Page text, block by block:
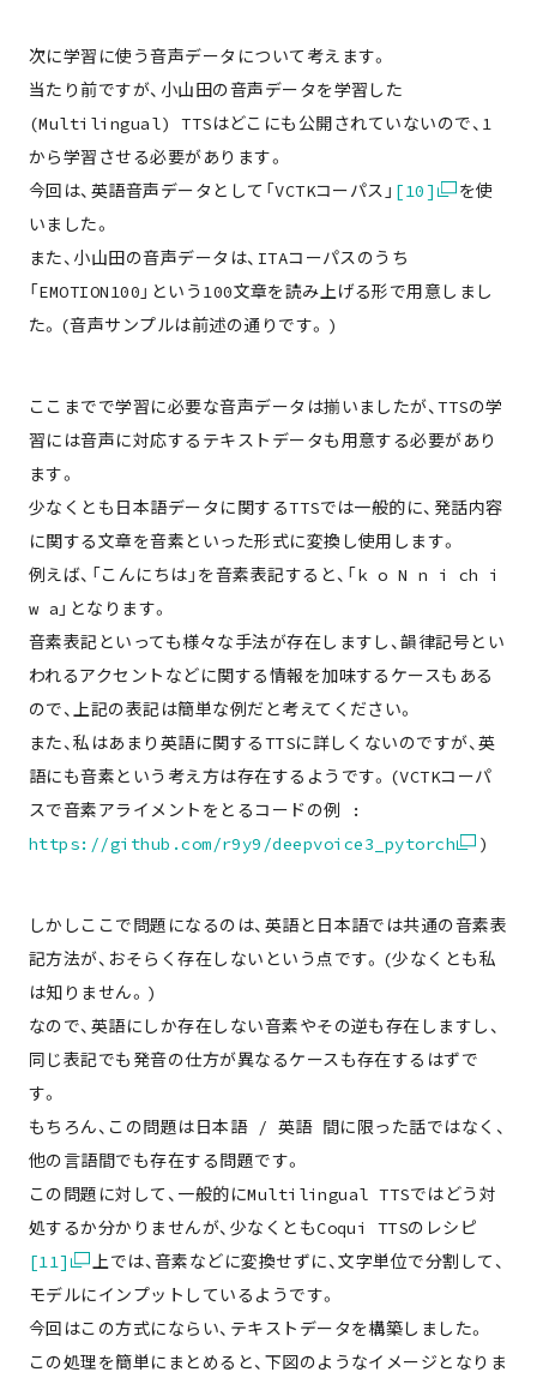
member
works
project
column
次に学習に使う音声データについて考えます。
当たり前ですが、小山田の音声データを学習した
(Multilingual) TTSはどこにも公開されていないので、1
から学習させる必要があります。
今回は、英語音声データとして「VCTKコーパス」 [10]
を使
いました。
また、小山田の音声データは、ITAコーパスのうち
「EMOTION100」という100文章を読み上げる形で用意しまし
た。(音声サンプルは前述の通りです。)
ここまでで学習に必要な音声データは揃いましたが、TTSの学
習には音声に対応するテキストデータも用意する必要があり
ます。
少なくとも日本語データに関するTTSでは一般的に、発話内容
に関する文章を音素といった形式に変換し使用します。
例えば、「こんにちは」を音素表記すると、「k o N n i ch i
w a」となります。
音素表記といっても様々な手法が存在しますし、韻律記号とい
われるアクセントなどに関する情報を加味するケースもある
ので、上記の表記は簡単な例だと考えてください。
また、私はあまり英語に関するTTSに詳しくないのですが、英
語にも音素という考え方は存在するようです。(VCTKコーパ
スで音素アライメントをとるコードの例 :
https://github.com/r9y9/deepvoice3_pytorch
)
しかしここで問題になるのは、英語と日本語では共通の音素表
記方法が、おそらく存在しないという点です。(少なくとも私
は知りません。)
なので、英語にしか存在しない音素やその逆も存在しますし、
同じ表記でも発音の仕方が異なるケースも存在するはずで
す。
もちろん、この問題は日本語 / 英語 間に限った話ではなく、
他の言語間でも存在する問題です。
この問題に対して、一般的にMultilingual TTSではどう対
処するか分かりませんが、少なくともCoqui TTSのレシピ
[11]
上では、音素などに変換せずに、文字単位で分割して、
モデルにインプットしているようです。
今回はこの方式にならい、テキストデータを構築しました。
この処理を簡単にまとめると、下図のようなイメージとなりま